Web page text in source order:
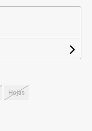
Hojas